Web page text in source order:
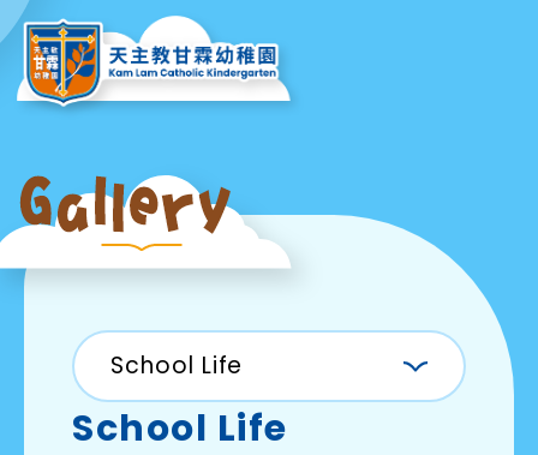
School Life
School Life